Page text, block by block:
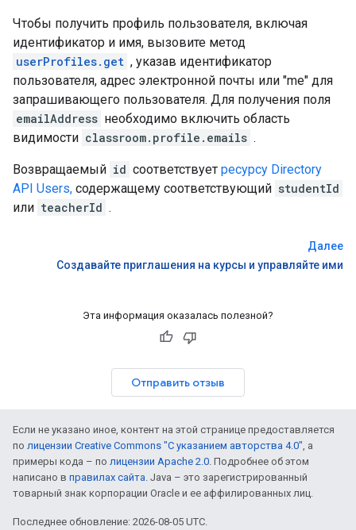
Чтобы получить профиль пользователя, включая
идентификатор и имя, вызовите метод
userProfiles.get , указав идентификатор
пользователя, адрес электронной почты или "me" для
запрашивающего пользователя. Для получения поля
emailAddress необходимо включить область
видимости classroom.profile.emails .
Возвращаемый id соответствует ресурсу Directory
API Users, содержащему соответствующий studentId
или teacherId .
Далее
Создавайте приглашения на курсы и управляйте ими
Эта информация оказалась полезной?
Отправить отзыв
Если не указано иное, контент на этой странице предоставляется
по лицензии Creative Commons "С указанием авторства 4.0" , а
примеры кода – по лицензии Apache 2.0 . Подробнее об этом
написано в правилах сайта . Java – это зарегистрированный
товарный знак корпорации Oracle и ее аффилированных лиц.
Последнее обновление: 2026-08-05 UTC.